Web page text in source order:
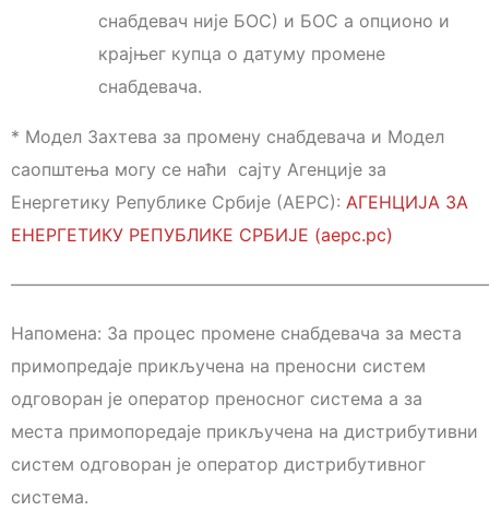
снабдевач није БОС) и БОС а опционо и
крајњег купца о датуму промене
снабдевача.
* Модел Захтева за промену снабдевача и Модел
саопштења могу се наћи сајту Агенције за
Енергетику Републике Србије (АЕРС): АГЕНЦИЈА ЗА
ЕНЕРГЕТИКУ РЕПУБЛИКЕ СРБИЈЕ (аерс.рс)
Напомена: За процес промене снабдевача за места
примопредаје прикључена на преносни систем
одговоран је оператор преносног система а за
места примопоредаје прикључена на дистрибутивни
систем одговоран је оператор дистрибутивног
система.